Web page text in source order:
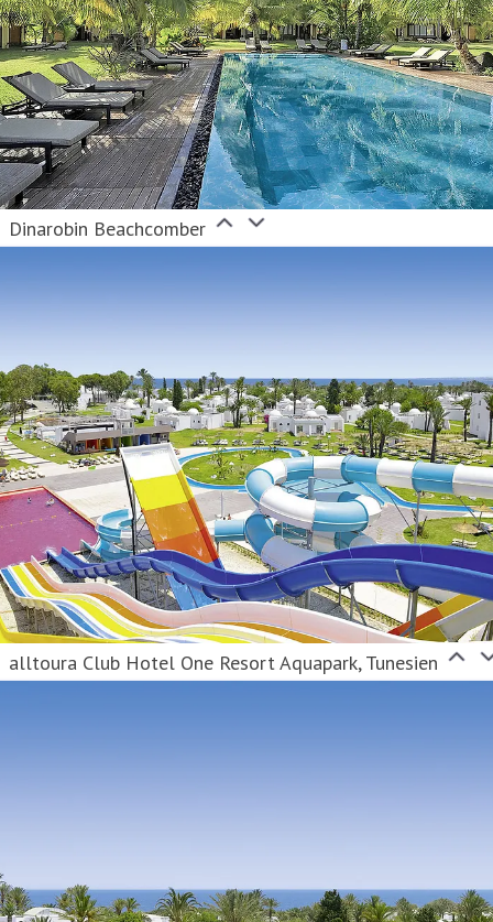
Dinarobin Beachcomber
alltoura Club Hotel One Resort Aquapark, Tunesien